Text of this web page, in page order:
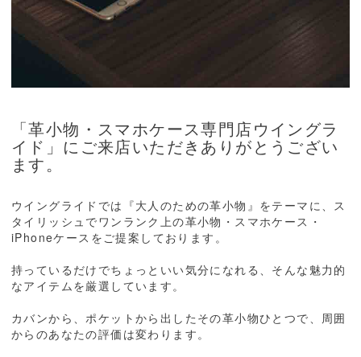
「革小物・スマホケース専門店ウイングラ
イド」にご来店いただきありがとうござい
ます。
ウイングライドでは『大人のための革小物』をテーマに、ス
タイリッシュでワンランク上の革小物・スマホケース・
iPhoneケースをご提案しております。
持っているだけでちょっといい気分になれる、そんな魅力的
なアイテムを厳選しています。
カバンから、ポケットから出したその革小物ひとつで、周囲
からのあなたの評価は変わります。